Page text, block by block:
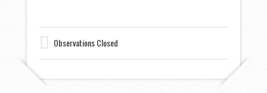
Observations Closed